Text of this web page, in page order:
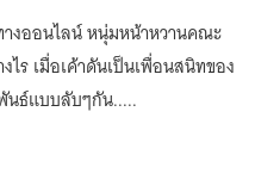
ะ
งออนไลน์ หนุ่มหน้าหวานคณะ
ไร เมื่อเค้าดันเป็นเพื่อนสนิทของ
นธ์แบบลับๆกัน.....